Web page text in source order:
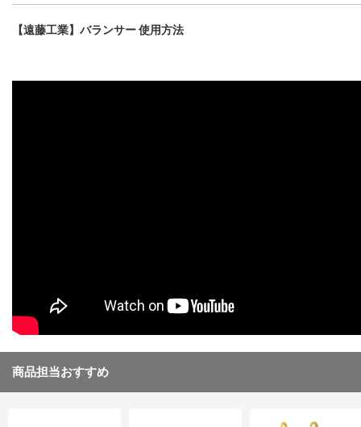
【遠藤工業】バランサー 使用方法
商品担当おすすめ